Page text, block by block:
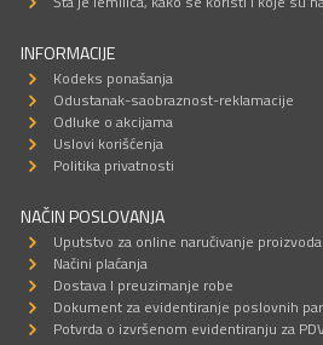
INFORMACIJE
Kodeks ponašanja
Odustanak-saobraznost-reklamacije
Odluke o akcijama
Uslovi korišćenja
Politika privatnosti
NAČIN POSLOVANJA
Uputstvo za online naručivanje proizvoda
Načini plaćanja
Dostava I preuzimanje robe
Dokument za evidentiranje poslovnih
Potvrda o izvršenom evidentiranju za